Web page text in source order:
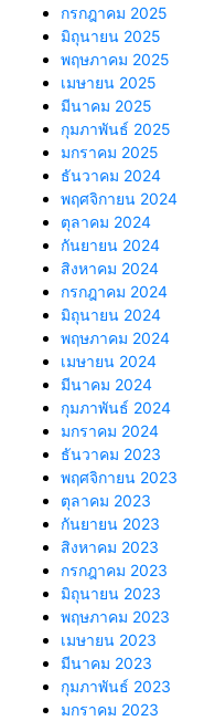
กรกฎาคม 2025
มิถุนายน 2025
พฤษภาคม 2025
เมษายน 2025
มีนาคม 2025
กุมภาพันธ์ 2025
มกราคม 2025
ธันวาคม 2024
พฤศจิกายน 2024
ตุลาคม 2024
กันยายน 2024
สิงหาคม 2024
กรกฎาคม 2024
มิถุนายน 2024
พฤษภาคม 2024
เมษายน 2024
มีนาคม 2024
กุมภาพันธ์ 2024
มกราคม 2024
ธันวาคม 2023
พฤศจิกายน 2023
ตุลาคม 2023
กันยายน 2023
สิงหาคม 2023
กรกฎาคม 2023
มิถุนายน 2023
พฤษภาคม 2023
เมษายน 2023
มีนาคม 2023
กุมภาพันธ์ 2023
มกราคม 2023